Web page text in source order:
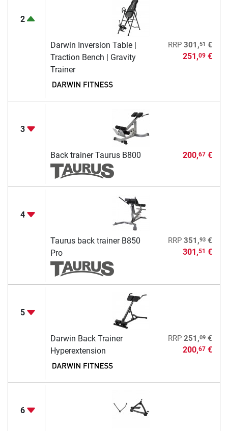
2
Darwin Inversion Table |
Traction Bench | Gravity
Trainer
RRP 301,51 €
251,09€
3
Back trainer Taurus B800 200,67€
4
Taurus back trainer B850
Pro
RRP 351,93€
301,51 €
5
Darwin Back Trainer
Hyperextension
RRP 251,09€
200,67€
6